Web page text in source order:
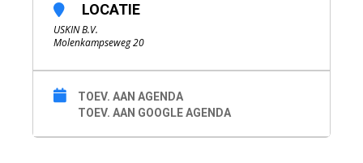
LOCATIE
USKIN B.V.
Molenkampseweg 20
TOEV. AAN AGENDA
TOEV. AAN GOOGLE AGENDA